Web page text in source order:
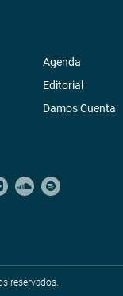
Agenda
Editorial
Damos Cuenta
reservados.